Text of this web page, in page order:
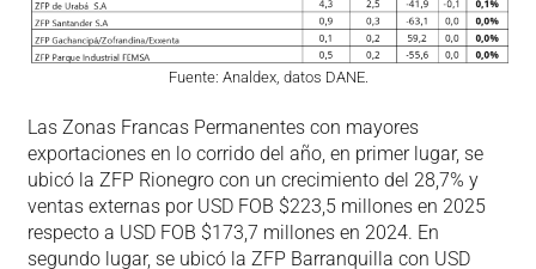
Fuente: Analdex, datos DANE.
Las Zonas Francas Permanentes con mayores
exportaciones en lo corrido del año, en primer lugar, se
ubicó la ZFP Rionegro con un crecimiento del 28,7% y
ventas externas por USD FOB $223,5 millones en 2025
respecto a USD FOB $173,7 millones en 2024. En
segundo lugar, se ubicó la ZFP Barranquilla con USD